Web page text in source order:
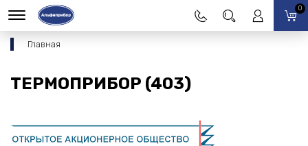
0
Главная
ТЕРМОПРИБОР (403)